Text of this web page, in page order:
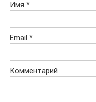
Имя *
Email *
Комментарий